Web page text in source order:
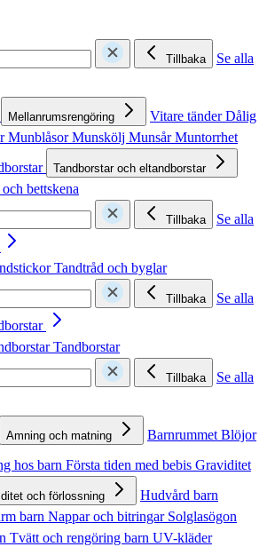
Tillbaka
Se alla
Mellanrumsrengöring Vitare tänderDålig
MunblåsorMunskölj MunsårMuntorrhet
Tandborstar och eltandborstar
bettskena
Tillbaka
Se alla
Tandtråd och byglar
Tillbaka
Se alla
Tandborstar
Tillbaka
Se alla
Amning och matning BarnrummetBlöjor
hos barn Första tiden med bebis Graviditet
och förlossning
Hudvård barn
barn Nappar och bitringar Solglasögon
Tvätt och rengöring barn UV-kläder